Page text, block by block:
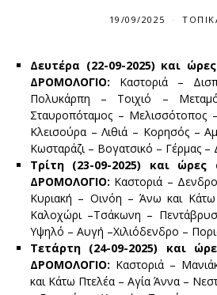
19/09/2025
Δευτέρα (22-09-2025) και
ΔΡΟΜΟΛΟΓΙΟ: Καστοριά –
Πολυκάρπη – Τοιχιό –
Σταυροπόταμος – Μελισσότοπος
Κλεισούρα – Λιθιά – Κορησός –
Κωσταράζι – Βογατσικό – Γέρμας –
Τρίτη (23-09-2025) και
ΔΡΟΜΟΛΟΓΙΟ: Καστοριά –
Κυριακή – Οινόη – Άνω και
Καλοχώρι –Τσάκωνη –
Υψηλό – Αυγή –Χιλιόδενδρο –
Τετάρτη (24-09-2025) και
ΔΡΟΜΟΛΟΓΙΟ: Καστοριά –
και Κάτω Πτελέα – Αγία Άννα –